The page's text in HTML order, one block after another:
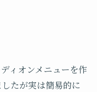
ィオンメニューを作
たが実は簡易的に